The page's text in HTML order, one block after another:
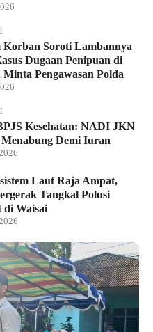
Korban Soroti Lambannya
Dugaan Penipuan di
Minta Pengawasan Polda
Kesehatan: NADI JKN
Demi Iuran
Laut Raja Ampat,
Tangkal Polusi
di Waisai